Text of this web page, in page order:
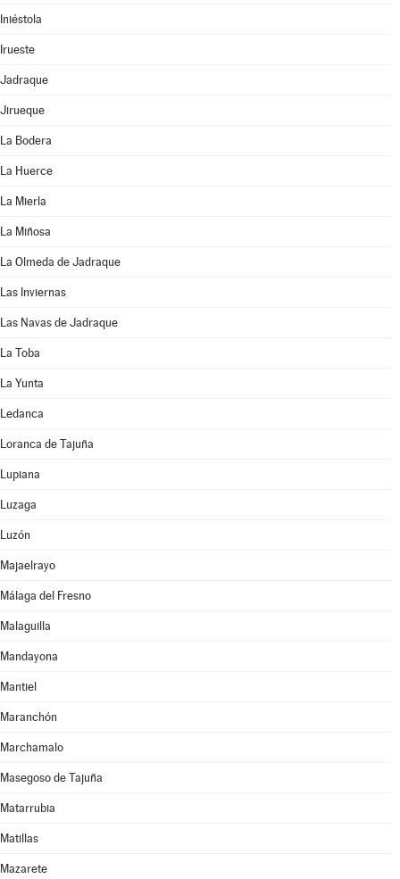
Iniéstola
Irueste
Jadraque
Jirueque
La Bodera
La Huerce
La Mierla
La Miñosa
La Olmeda de Jadraque
Las Inviernas
Las Navas de Jadraque
La Toba
La Yunta
Ledanca
Loranca de Tajuña
Lupiana
Luzaga
Luzón
Majaelrayo
Málaga del Fresno
Malaguilla
Mandayona
Mantiel
Maranchón
Marchamalo
Masegoso de Tajuña
Matarrubia
Matillas
Mazarete